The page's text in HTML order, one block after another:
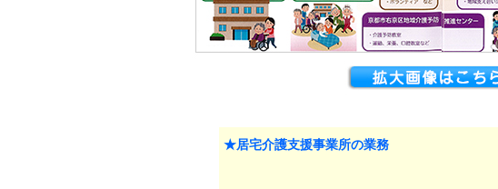
★居宅介護支援事業所の業務